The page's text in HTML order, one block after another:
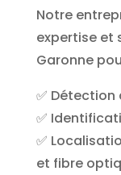
Notre
expertise et
Garonne
✅ Détection
✅
✅
et fibre